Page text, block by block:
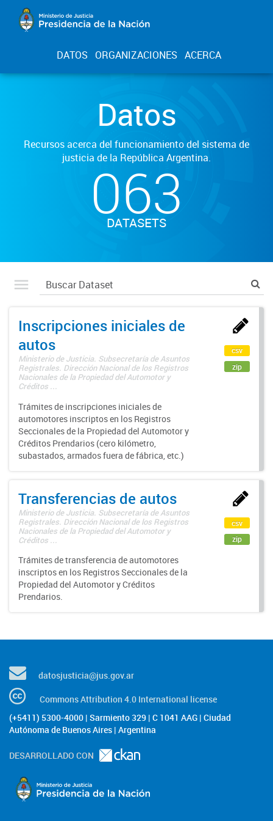
DATOS ORGANIZACIONES ACERCA
Datos
Recursos acerca del funcionamiento del sistema de
justicia de la República Argentina.
063
DATASETS
Inscripciones iniciales de
autos
Ministerio de Justicia. Subsecretaría de Asuntos
Registrales. Dirección Nacional de los Registros
Nacionales de la Propiedad del Automotor y
Créditos ...
Trámites de inscripciones iniciales de
automotores inscriptos en los Registros
Seccionales de la Propiedad del Automotor y
Créditos Prendarios (cero kilómetro,
subastados, armados fuera de fábrica, etc.)
csv
zip
Transferencias de autos
Ministerio de Justicia. Subsecretaría de Asuntos
Registrales. Dirección Nacional de los Registros
Nacionales de la Propiedad del Automotor y
Créditos ...
Trámites de transferencia de automotores
inscriptos en los Registros Seccionales de la
Propiedad del Automotor y Créditos
Prendarios.
csv
zip
datosjusticia@jus.gov.ar
Commons Attribution 4.0 International license
(+5411) 5300-4000 | Sarmiento 329 | C 1041 AAG | Ciudad
Autónoma de Buenos Aires | Argentina
DESARROLLADO CON